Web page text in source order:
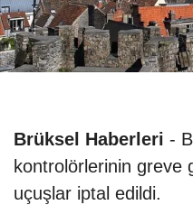
Brüksel Haberleri -
kontrolörlerinin greve
uçuşlar iptal edildi.